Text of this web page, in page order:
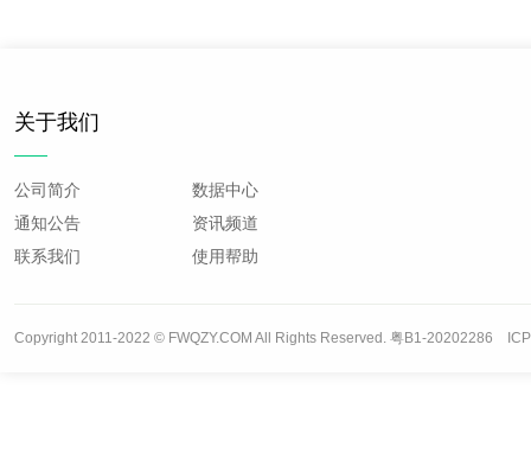
关于我们
公司简介
数据中心
通知公告
资讯频道
联系我们
使用帮助
Copyright 2011-2022 © FWQZY.COM All Rights Reserved. 粤B1-20202286